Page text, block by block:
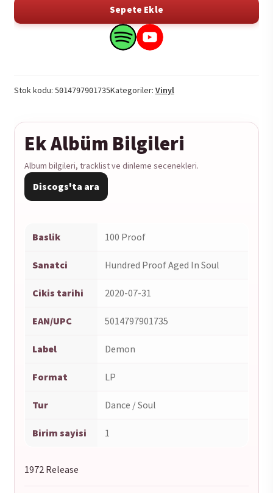
In
Proof
Sepete Ekle
Search
on
Search
on
Stok kodu: 5014797901735Kategoriler: Vinyl
Ek Albüm Bilgileri
Album bilgileri, tracklist ve dinleme secenekleri.
Discogs'ta ara
Baslik 100 Proof
Sanatci Hundred Proof Aged In Soul
Cikis tarihi 2020-07-31
EAN/UPC 5014797901735
Label Demon
Format LP
Tur Dance / Soul
Birim sayisi 1
1972 Release